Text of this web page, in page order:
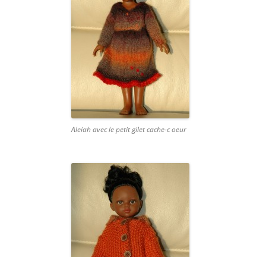
Aleiah avec le petit gilet cache-c oeur